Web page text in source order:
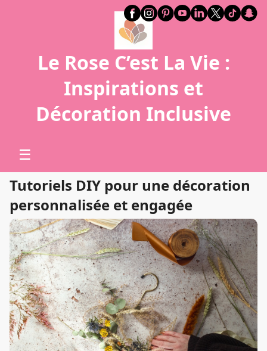
Le Rose C’est La Vie :
Inspirations et
Décoration Inclusive
☰
Tutoriels DIY pour une décoration
personnalisée et engagée